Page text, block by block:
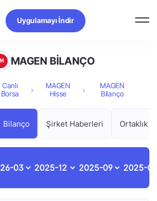
Uygulamayı İndir
MAGEN BİLANÇO
Canlı
Borsa
MAGEN
Hisse
MAGEN
Bilanço
Bilanço Şirket Haberleri Ortaklık